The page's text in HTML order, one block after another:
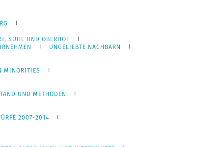
SUHL UND OBERHOF
UNGELIEBTE NACHBARN
MINORITIES
UND METHODEN
2007-2014